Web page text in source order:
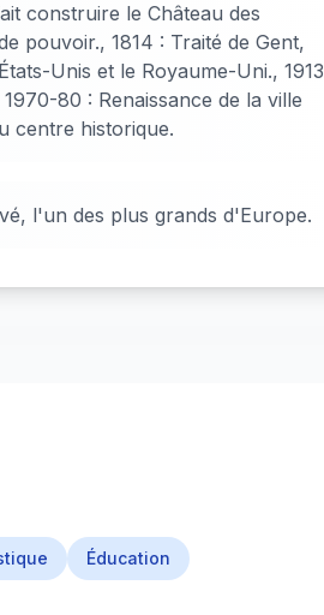
construire le Château des
pouvoir., 1814 : Traité de Gent,
Unis et le Royaume-Uni., 1913
80 : Renaissance de la ville
centre historique.
l'un des plus grands d'Europe.
Éducation